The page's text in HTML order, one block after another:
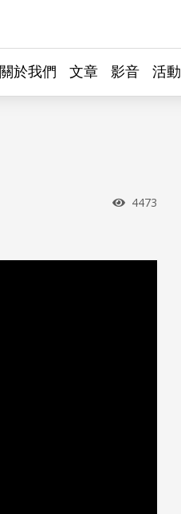
關於我們 文章 影音 活動
瀏覽次數
4473